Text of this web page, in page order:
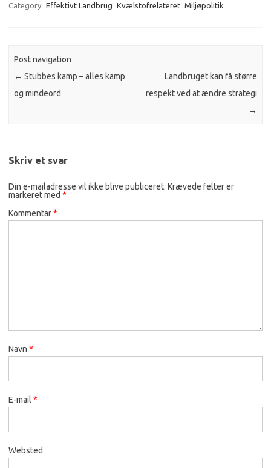
Category: Effektivt Landbrug Kvælstofrelateret Miljøpolitik
Post navigation
← Stubbes kamp – alles kamp
og mindeord
Landbruget kan få større
respekt ved at ændre strategi
→
Skriv et svar
Din e-mailadresse vil ikke blive publiceret. Krævede felter er
markeret med *
Kommentar*
Navn *
E-mail *
Websted